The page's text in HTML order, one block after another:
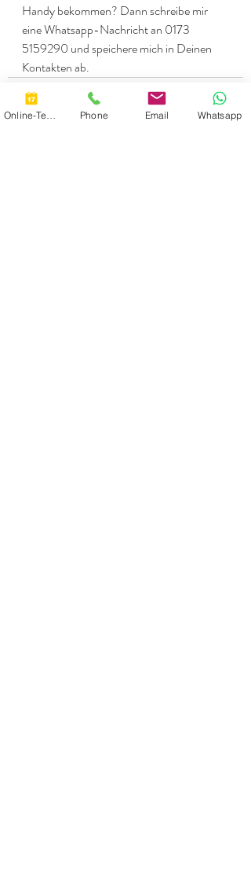
Handy bekommen? Dann schreibe mir
eine Whatsapp-Nachricht an 0173
5159290 und speichere mich in Deinen
Kontakten ab.
Phone Email Whatsapp